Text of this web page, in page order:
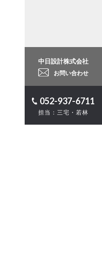
中日設計株式会社
お問い合わせ
052-937-6711
担当：三宅・若林